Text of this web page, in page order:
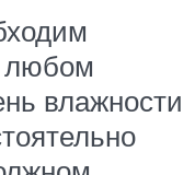
любом
влажности